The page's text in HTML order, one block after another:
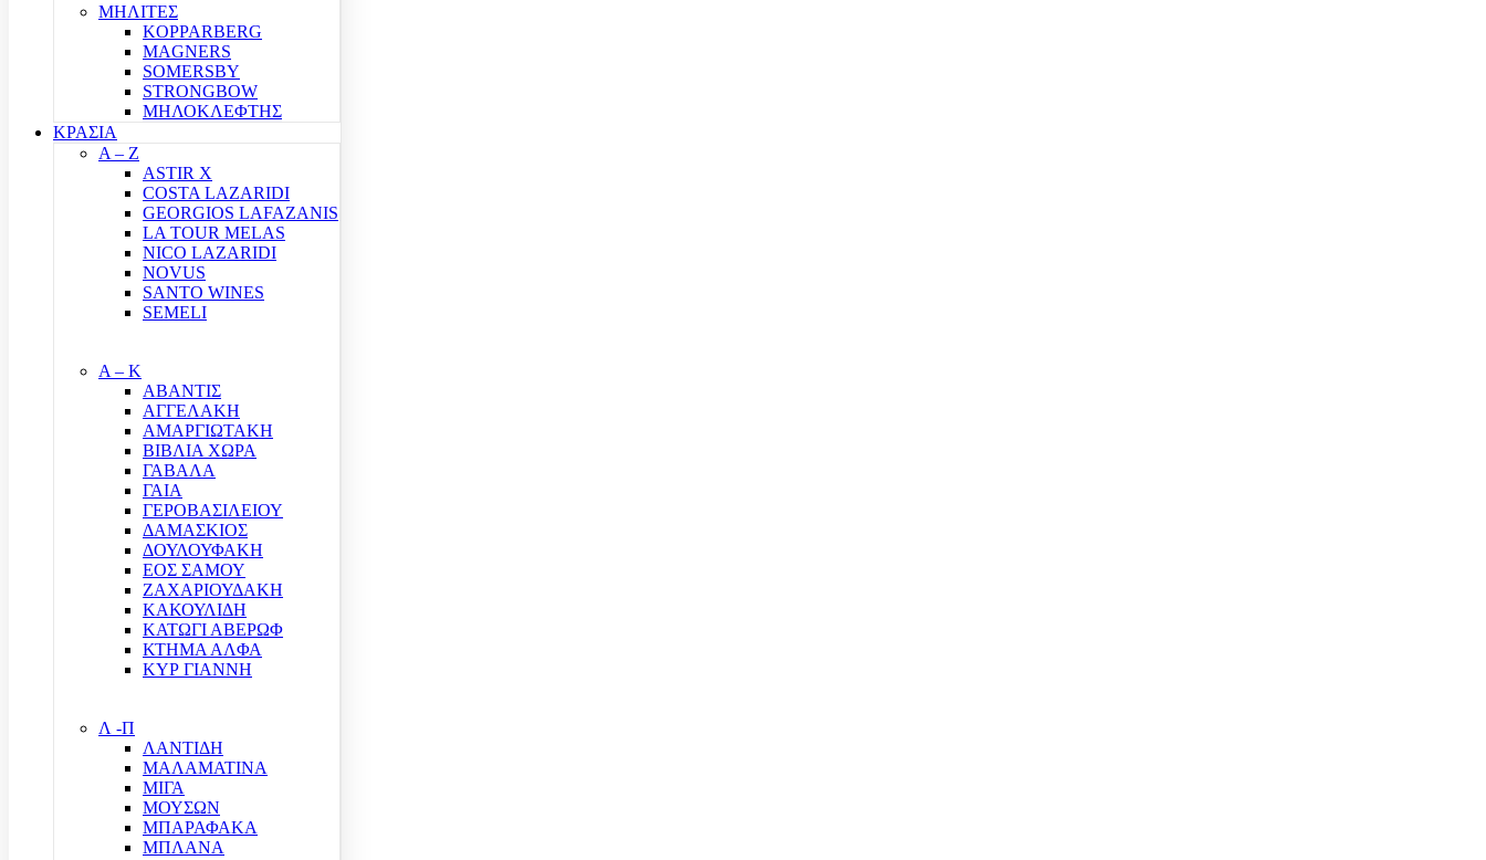
ΜΗΛΙΤΕΣ
KOPPARBERG
MAGNERS
SOMERSBY
STRONGBOW
ΜΗΛΟΚΛΕΦΤΗΣ
ΚΡΑΣΙΑ
A – Z
ASTIR X
COSTA LAZARIDI
GEORGIOS LAFAZANIS
LA TOUR MELAS
NICO LAZARIDI
NOVUS
SANTO WINES
SEMELI
Α – Κ
ΑΒΑΝΤΙΣ
ΑΓΓΕΛΑΚΗ
ΑΜΑΡΓΙΩΤΑΚΗ
ΒΙΒΛΙΑ ΧΩΡΑ
ΓΑΒΑΛΑ
ΓΑΙΑ
ΓΕΡΟΒΑΣΙΛΕΙΟΥ
ΔΑΜΑΣΚΙΟΣ
ΔΟΥΛΟΥΦΑΚΗ
ΕΟΣ ΣΑΜΟΥ
ΖΑΧΑΡΙΟΥΔΑΚΗ
ΚΑΚΟΥΛΙΔΗ
ΚΑΤΩΓΙ ΑΒΕΡΩΦ
ΚΤΗΜΑ ΑΛΦΑ
ΚΥΡ ΓΙΑΝΝΗ
Λ -Π
ΛΑΝΤΙΔΗ
ΜΑΛΑΜΑΤΙΝΑ
ΜΙΓΑ
ΜΟΥΣΩΝ
ΜΠΑΡΑΦΑΚΑ
ΜΠΛΑΝΑ